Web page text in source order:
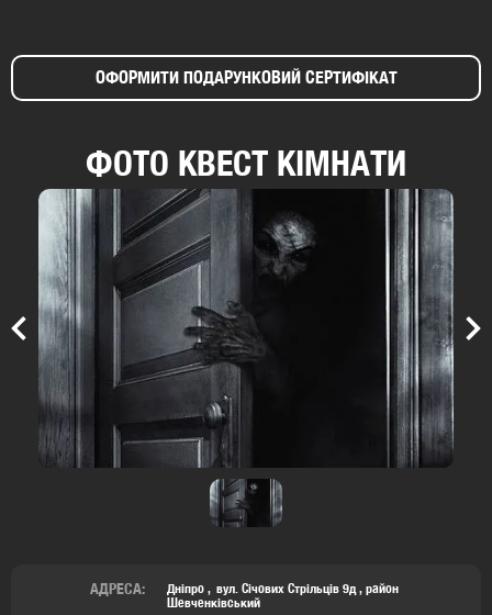
ОФОРМИТИ ПОДАРУНКОВИЙ СЕРТИФІКАТ
ФОТО КВЕСТ КІМНАТИ
Previous
АДРЕСА: Дніпро вул. Січових Стрільців 9д , район
Шевченківський